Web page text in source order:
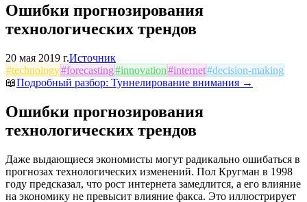
Ошибки прогнозирования
технологических трендов
20 мая 2019 г.Источник
#technology#forecasting#innovation#internet#decision-making
📖Подробный разбор: Туннелирование внимания →
Ошибки прогнозирования
технологических трендов
Даже выдающиеся экономисты могут радикально ошибаться в
прогнозах технологических изменений. Пол Кругман в 1998
году предсказал, что рост интернета замедлится, а его влияние
на экономику не превысит влияние факса. Это иллюстрирует